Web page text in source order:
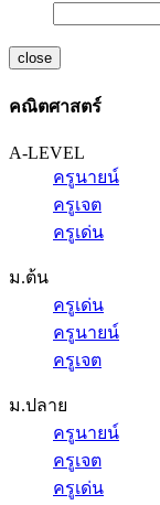
close
คณิตศาสตร์
A-LEVEL
ครูนายน์
ครูเจต
ครูเด่น
ม.ต้น
ครูเด่น
ครูนายน์
ครูเจต
ม.ปลาย
ครูนายน์
ครูเจต
ครูเด่น